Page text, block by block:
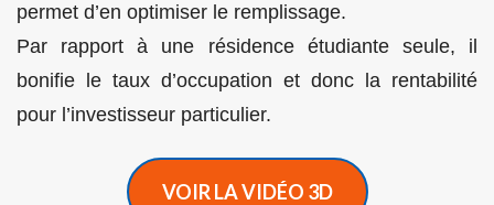
permet d’en optimiser le remplissage.
Par rapport à une résidence étudiante seule, il
bonifie le taux d’occupation et donc la rentabilité
pour l’investisseur particulier.
VOIR LA VIDÉO 3D